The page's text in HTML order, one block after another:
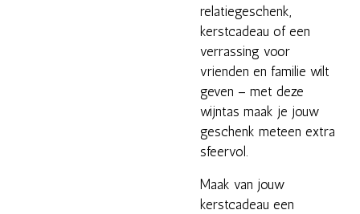
relatiegeschenk,
kerstcadeau of een
verrassing voor
vrienden en familie wilt
geven – met deze
wijntas maak je jouw
geschenk meteen extra
sfeervol.
Maak van jouw
kerstcadeau een